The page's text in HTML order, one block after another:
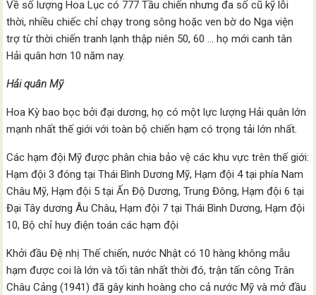
Về số lượng Hoa Lục có 777 Tầu chiến nhưng đa số cũ kỹ lỗi
thời, nhiều chiếc chỉ chạy trong sông hoặc ven bờ do Nga viện
trợ từ thời chiến tranh lạnh thập niên 50, 60 … họ mới canh tân
Hải quân hơn 10 năm nay.
Hải quân Mỹ
Hoa Kỳ bao bọc bởi đại dương, họ có một lực lượng Hải quân lớn
mạnh nhất thế giới với toàn bộ chiến hạm có trọng tải lớn nhất.
Các hạm đội Mỹ được phân chia bảo vệ các khu vực trên thế giới:
Hạm đội 3 đóng tại Thái Bình Dương Mỹ, Hạm đội 4 tại phía Nam
Châu Mỹ, Hạm đội 5 tại Ấn Độ Dương, Trung Đông, Hạm đội 6 tại
Đại Tây dương Âu Châu, Hạm đội 7 tại Thái Bình Dương, Hạm đội
10, Bộ chỉ huy điện toán các hạm đội
Khởi đầu Đệ nhị Thế chiến, nước Nhật có 10 hàng không mẫu
hạm được coi là lớn và tối tân nhất thời đó, trận tấn công Trân
Châu Cảng (1941) đã gây kinh hoàng cho cả nước Mỹ và mở đầu